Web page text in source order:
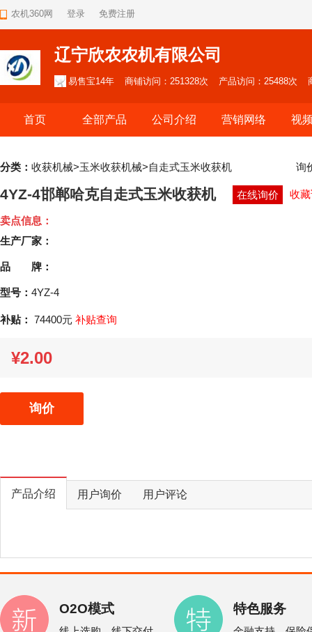
农机360网 登录 免费注册
辽宁欣农农机有限公司
易售宝14年 商铺访问：251328次 产品访问：25488次
首页 全部产品 公司介绍 营销网络 视
询
分类： 收获机械>玉米收获机械>自走式玉米收获机
4YZ-4邯郸哈克自走式玉米收获机 在线询价 收
卖点信息：
生产厂家：
品 牌：
型号： 4YZ-4
补贴： 74400元 补贴查询
¥2.00
询价
产品介绍 用户询价 用户评论
O2O模式 特色服务